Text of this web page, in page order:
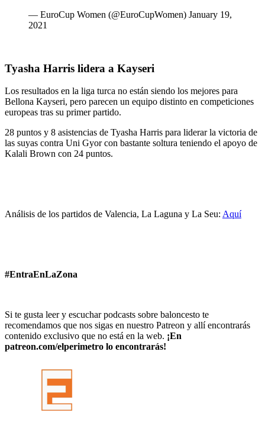
— EuroCup Women (@EuroCupWomen) January 19,
2021
Tyasha Harris lidera a Kayseri
Los resultados en la liga turca no están siendo los mejores para
Bellona Kayseri, pero parecen un equipo distinto en competiciones
europeas tras su primer partido.
28 puntos y 8 asistencias de Tyasha Harris para liderar la victoria de
las suyas contra Uni Gyor con bastante soltura teniendo el apoyo de
Kalali Brown con 24 puntos.
Análisis de los partidos de Valencia, La Laguna y La Seu: Aquí
#EntraEnLaZona
Si te gusta leer y escuchar podcasts sobre baloncesto te
recomendamos que nos sigas en nuestro Patreon y allí encontrarás
contenido exclusivo que no está en la web. ¡En
patreon.com/elperimetro lo encontrarás!